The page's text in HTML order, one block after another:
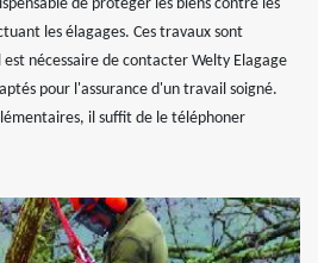
de protéger les biens contre les
les élagages. Ces travaux sont
nécessaire de contacter Welty Elagage
pour l'assurance d'un travail soigné.
il suffit de le téléphoner